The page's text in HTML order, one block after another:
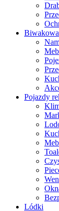
Pojazdy
Lódki